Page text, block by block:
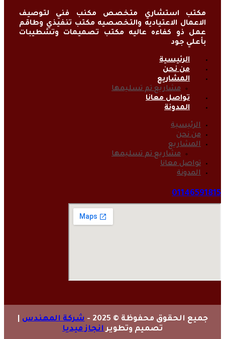
مكتب استشاري متخصص مكنب فني لتوصيف
الاعمال الاعتياديه والتخصصيه مكتب تنفيذي وطاقم
عمل ذو كفاءه عاليه مكتب تصميمات وتشطيبات
بأعلي جود
الرئيسية
من نحن
المشاريع
مشاريع تم تسليمها
تواصل معانا
المدونة
الرئيسية
من نحن
المشاريع
مشاريع تم تسليمها
تواصل معانا
المدونة
01146591815
جميع الحقوق محفوظة © 2025 - شركة المهندس|
تصميم وتطويرانجاز ميديا